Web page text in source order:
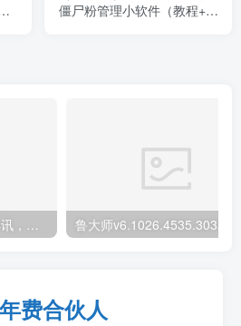
僵尸粉管理小软件（教程+软
2026年03月10日新闻早讯，每天60s读懂世界
费合伙人